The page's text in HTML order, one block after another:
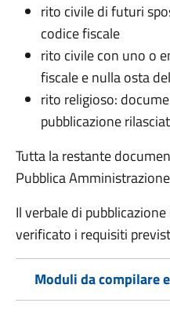
rito civile di futuri
codice fiscale
rito civile con uno o
fiscale e nulla osta
rito religioso:
pubblicazione
Tutta la restante
Pubblica
Il verbale di
verificato i requisiti
Moduli da compilare